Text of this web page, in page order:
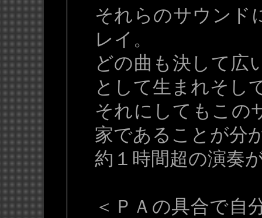
それらのサウンド
レイ。
どの曲も決して広
として生まれそし
それにしてもこの
家であることが分
約１時間超の演奏
＜ＰＡの具合で自